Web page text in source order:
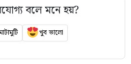
বলে মনে হয়?
খুব ভালো